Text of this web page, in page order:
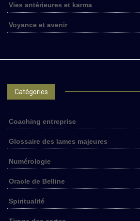
Vies antérieures et karma
Voyance et avenir
Catégories
Coaching entreprise
Glossaire des lames majeures
Numérologie
Oracle de Belline
Spiritualité